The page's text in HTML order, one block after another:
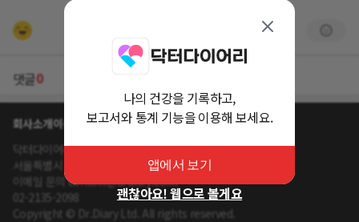
댓글0
회사소개이용약관개인정보 처리방침
닥터다이어리 대표 : 송제윤
서울특별시 강남구 테헤란로 416 연봉빌딩 8층
이메일 문의 contact@drdiary.co.kr
02-2135-2098
Copyright © Dr.Diary Ltd. All rights reserved.
나의 건강을 기록하고,
보고서와 통계 기능을 이용해 보세요.
앱에서 보기
괜찮아요! 웹으로 볼게요